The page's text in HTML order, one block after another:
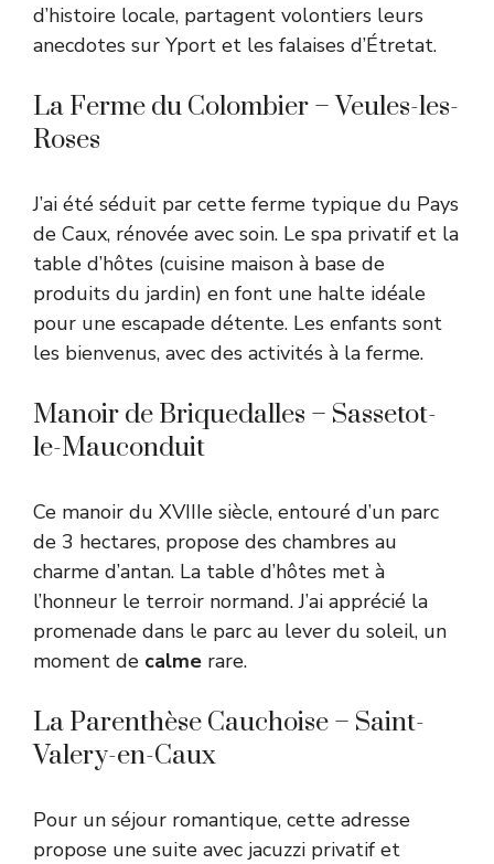
d’histoire locale, partagent volontiers leurs
anecdotes sur Yport et les falaises d’Étretat.
La Ferme du Colombier – Veules-les-
Roses
J’ai été séduit par cette ferme typique du Pays
de Caux, rénovée avec soin. Le spa privatif et la
table d’hôtes (cuisine maison à base de
produits du jardin) en font une halte idéale
pour une escapade détente. Les enfants sont
les bienvenus, avec des activités à la ferme.
Manoir de Briquedalles – Sassetot-
le-Mauconduit
Ce manoir du XVIIIe siècle, entouré d’un parc
de 3 hectares, propose des chambres au
charme d’antan. La table d’hôtes met à
l’honneur le terroir normand. J’ai apprécié la
promenade dans le parc au lever du soleil, un
moment de calme rare.
La Parenthèse Cauchoise – Saint-
Valery-en-Caux
Pour un séjour romantique, cette adresse
propose une suite avec jacuzzi privatif et